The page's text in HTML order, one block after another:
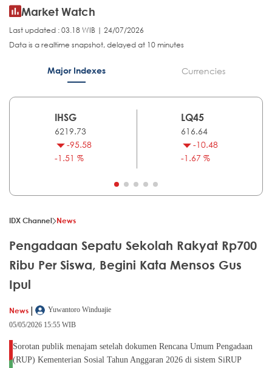
Market Watch
Last updated : 03.18 WIB | 24/07/2026
Data is a realtime snapshot, delayed at 10 minutes
Major Indexes Currencies
IHSG
6219.73
-95.58
-1.51 %
LQ45
616.64
-10.48
-1.67 %
IDX Channel News
Pengadaan Sepatu Sekolah Rakyat Rp700
Ribu Per Siswa, Begini Kata Mensos Gus
Ipul
News |
Yuwantoro Winduajie
05/05/2026 15:55 WIB
Sorotan publik menajam setelah dokumen Rencana Umum Pengadaan
(RUP) Kementerian Sosial Tahun Anggaran 2026 di sistem SiRUP